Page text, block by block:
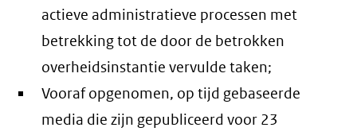
actieve administratieve processen met
betrekking tot de door de betrokken
overheidsinstantie vervulde taken;
Vooraf opgenomen, op tijd gebaseerde
media die zijn gepubliceerd voor 23